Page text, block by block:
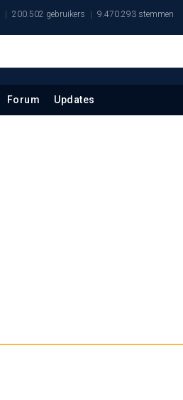
200.502 gebruikers 9.470.293 stemmen
Forum Updates